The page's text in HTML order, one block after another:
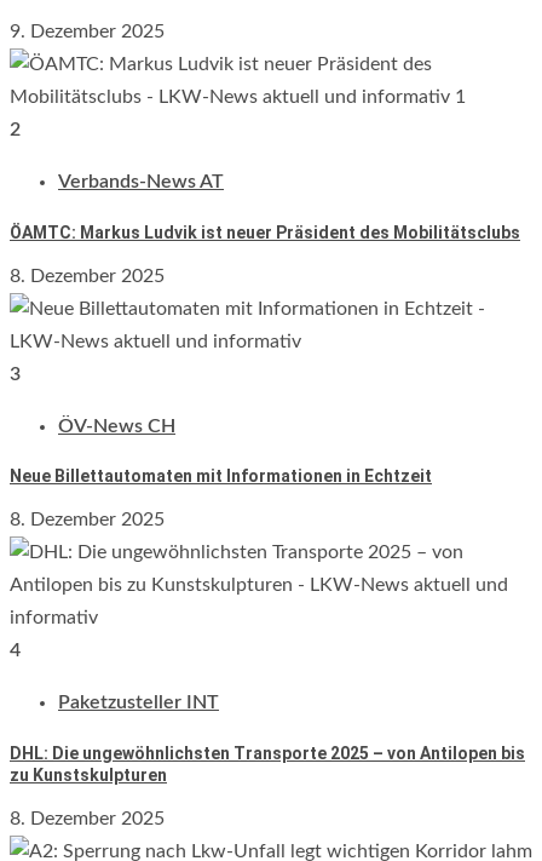
9. Dezember 2025
2
Verbands-News AT
ÖAMTC: Markus Ludvik ist neuer Präsident des Mobilitätsclubs
8. Dezember 2025
3
ÖV-News CH
Neue Billettautomaten mit Informationen in Echtzeit
8. Dezember 2025
4
Paketzusteller INT
DHL: Die ungewöhnlichsten Transporte 2025 – von Antilopen bis
zu Kunstskulpturen
8. Dezember 2025